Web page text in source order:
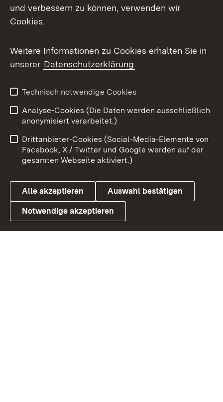
Facebook
X / Twitter
Youtube
Link zum Landesportal
Impressum
Kontakt
Barrierefreiheit
Datenschutz
Cookies
und verbessern zu können, verwenden wir
Cookies.
Weitere Informationen zu Cookies erhalten Sie in
unserer Datenschutzerklärung.
Technisch notwendige Cookies
Analyse-Cookies (Die Daten werden ausschließlich
anonymisiert verarbeitet.)
Drittanbieter-Cookies (Social-Media-Elemente von
Facebook, X / Twitter und Google werden auf der
gesamten Webseite aktiviert.)
Alle akzeptieren Auswahl bestätigen
Notwendige akzeptieren